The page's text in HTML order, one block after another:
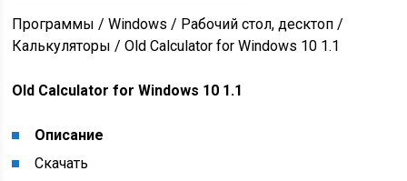
Программы / Windows / Рабочий стол, десктоп /
Калькуляторы / Old Calculator for Windows 10 1.1
Old Calculator for Windows 10 1.1
Описание
Скачать